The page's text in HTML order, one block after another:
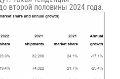
второй половины 2024 года.